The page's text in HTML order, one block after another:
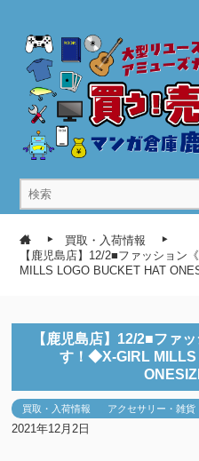
買取・入荷情報
【鹿児島店】12/2■ファッション
MILLS LOGO BUCKET HAT
【鹿児島店】12/2■ファ
す！◆X-GIRL
買取・入荷情報 アクセサリー・雑貨
2021年12月2日